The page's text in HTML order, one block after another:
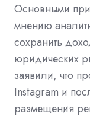
Основными
мнению
сохранить
юридических
заявили, что
Instagram и
размещения